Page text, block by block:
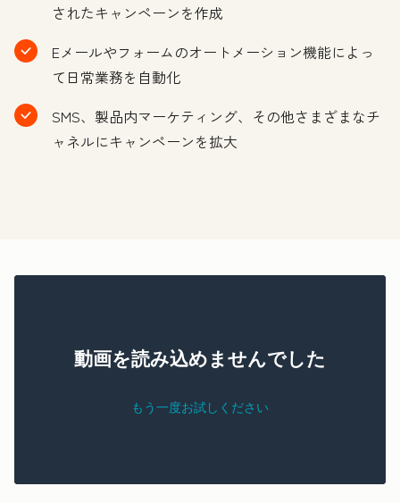
されたキャンペーンを作成
Eメールやフォームのオートメーション機能によっ
て日常業務を自動化
SMS、製品内マーケティング、その他さまざまなチ
ャネルにキャンペーンを拡大